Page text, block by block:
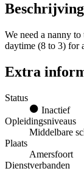
Beschrijving
We need a nanny
daytime (8 to 3) for
Extra
Status
Inactief
Opleidingsniveaus
Middelbare
Plaats
Amersfoort
Dienstverbanden